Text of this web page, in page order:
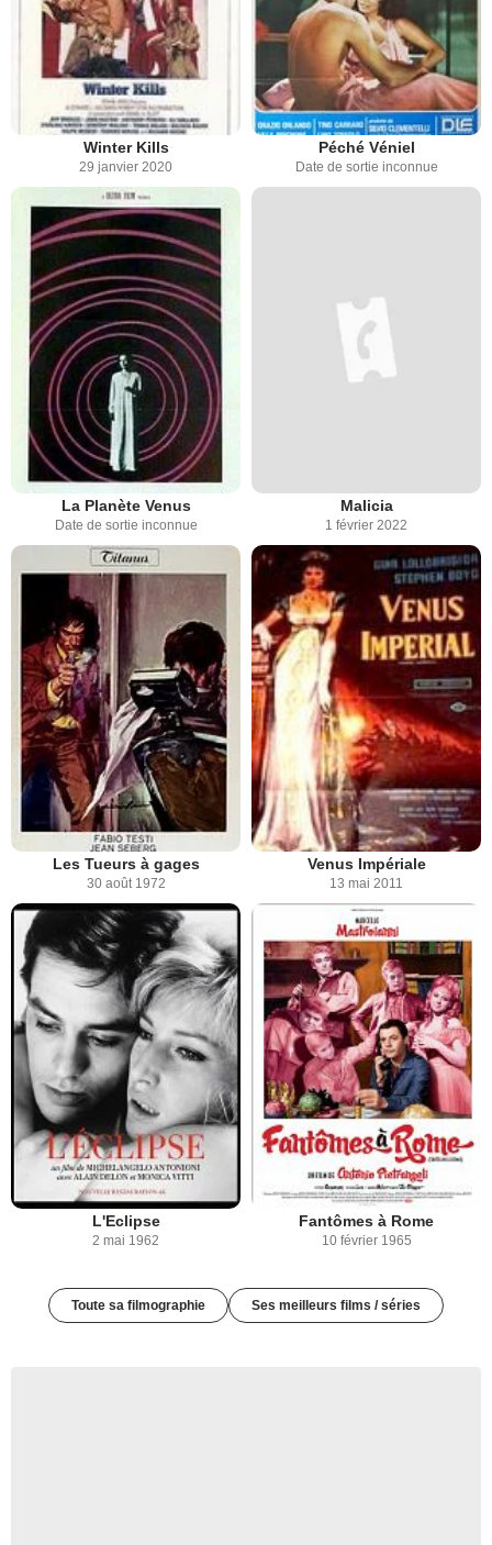
Winter Kills
29 janvier 2020
Péché Véniel
Date de sortie inconnue
La Planète Venus
Date de sortie inconnue
Malicia
1 février 2022
Les Tueurs à gages
30 août 1972
Venus Impériale
13 mai 2011
L'Eclipse
2 mai 1962
Fantômes à Rome
10 février 1965
Toute sa filmographie Ses meilleurs films / séries